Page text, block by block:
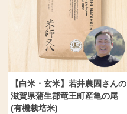
【白米・玄米】若井農園さんの
滋賀県蒲生郡竜王町産亀の尾
(有機栽培米)